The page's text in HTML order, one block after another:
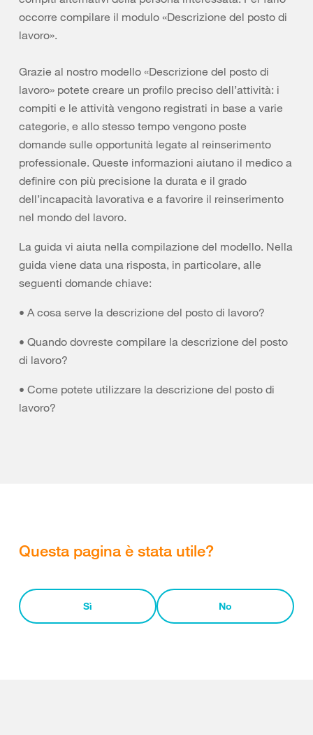
occorre compilare il modulo «Descrizione del posto di
lavoro».
Grazie al nostro modello «Descrizione del posto di
lavoro» potete creare un profilo preciso dell’attività: i
compiti e le attività vengono registrati in base a varie
categorie, e allo stesso tempo vengono poste
domande sulle opportunità legate al reinserimento
professionale. Queste informazioni aiutano il medico a
definire con più precisione la durata e il grado
dell’incapacità lavorativa e a favorire il reinserimento
nel mondo del lavoro.
La guida vi aiuta nella compilazione del modello. Nella
guida viene data una risposta, in particolare, alle
seguenti domande chiave:
• A cosa serve la descrizione del posto di lavoro?
• Quando dovreste compilare la descrizione del posto
di lavoro?
• Come potete utilizzare la descrizione del posto di
lavoro?
Questa pagina è stata utile?
Sì No